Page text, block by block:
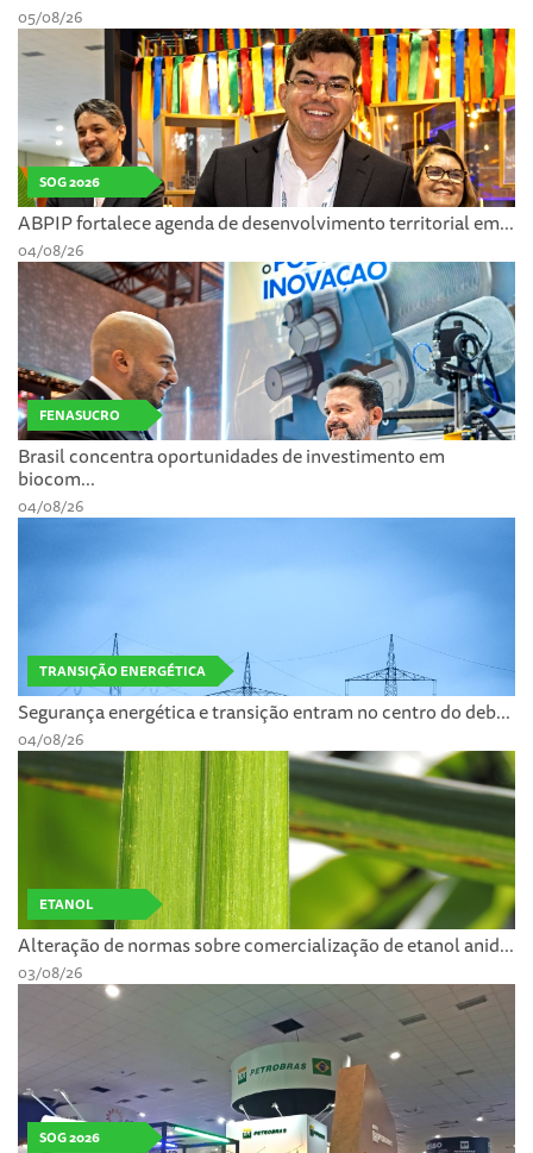
05/08/26
SOG 2026
ABPIP fortalece agenda de desenvolvimento territorial em...
04/08/26
FENASUCRO
Brasil concentra oportunidades de investimento em
biocom...
04/08/26
TRANSIÇÃO ENERGÉTICA
Segurança energética e transição entram no centro do deb...
04/08/26
ETANOL
Alteração de normas sobre comercialização de etanol anid...
03/08/26
SOG 2026